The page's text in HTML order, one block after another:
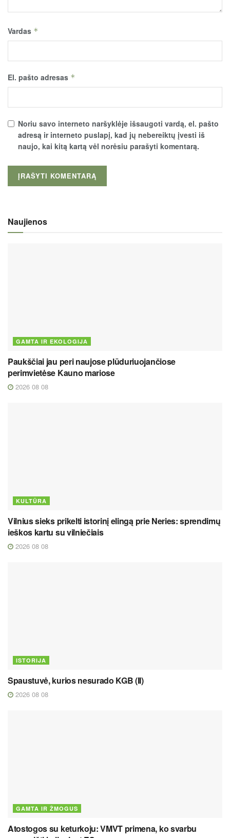
Vardas *
El. pašto adresas *
Noriu savo interneto naršyklėje išsaugoti vardą, el. pašto
adresą ir interneto puslapį, kad jų nebereiktų įvesti iš
naujo, kai kitą kartą vėl norėsiu parašyti komentarą.
Naujienos
GAMTA IR EKOLOGIJA
Paukščiai jau peri naujose plūduriuojančiose
perimvietėse Kauno mariose
2026 08 08
KULTŪRA
Vilnius sieks prikelti istorinį elingą prie Neries: sprendimų
ieškos kartu su vilniečiais
2026 08 08
ISTORIJA
Spaustuvė, kurios nesurado KGB (II)
2026 08 08
GAMTA IR ŽMOGUS
Atostogos su keturkoju: VMVT primena, ko svarbu